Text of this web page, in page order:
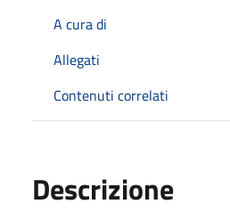
A cura di
Allegati
Contenuti correlati
Descrizione